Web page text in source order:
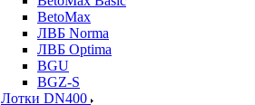
BetoMax
ЛВБ Norma
ЛВБ Optima
BGU
BGZ-S
Лотки DN400